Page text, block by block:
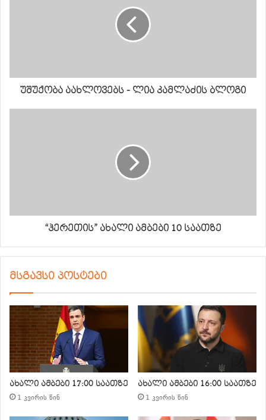
უშუქობა აახლოვებს - ლია კამლაძის ბლოგი
“ჰერეთის” ახალი ამბები 10 საათზე
მსგავსი პოსტები
ახალი ამბები 17:00 საათზე
1 კვირის წინ
ახალი ამბები 16:00 საათზე
1 კვირის წინ